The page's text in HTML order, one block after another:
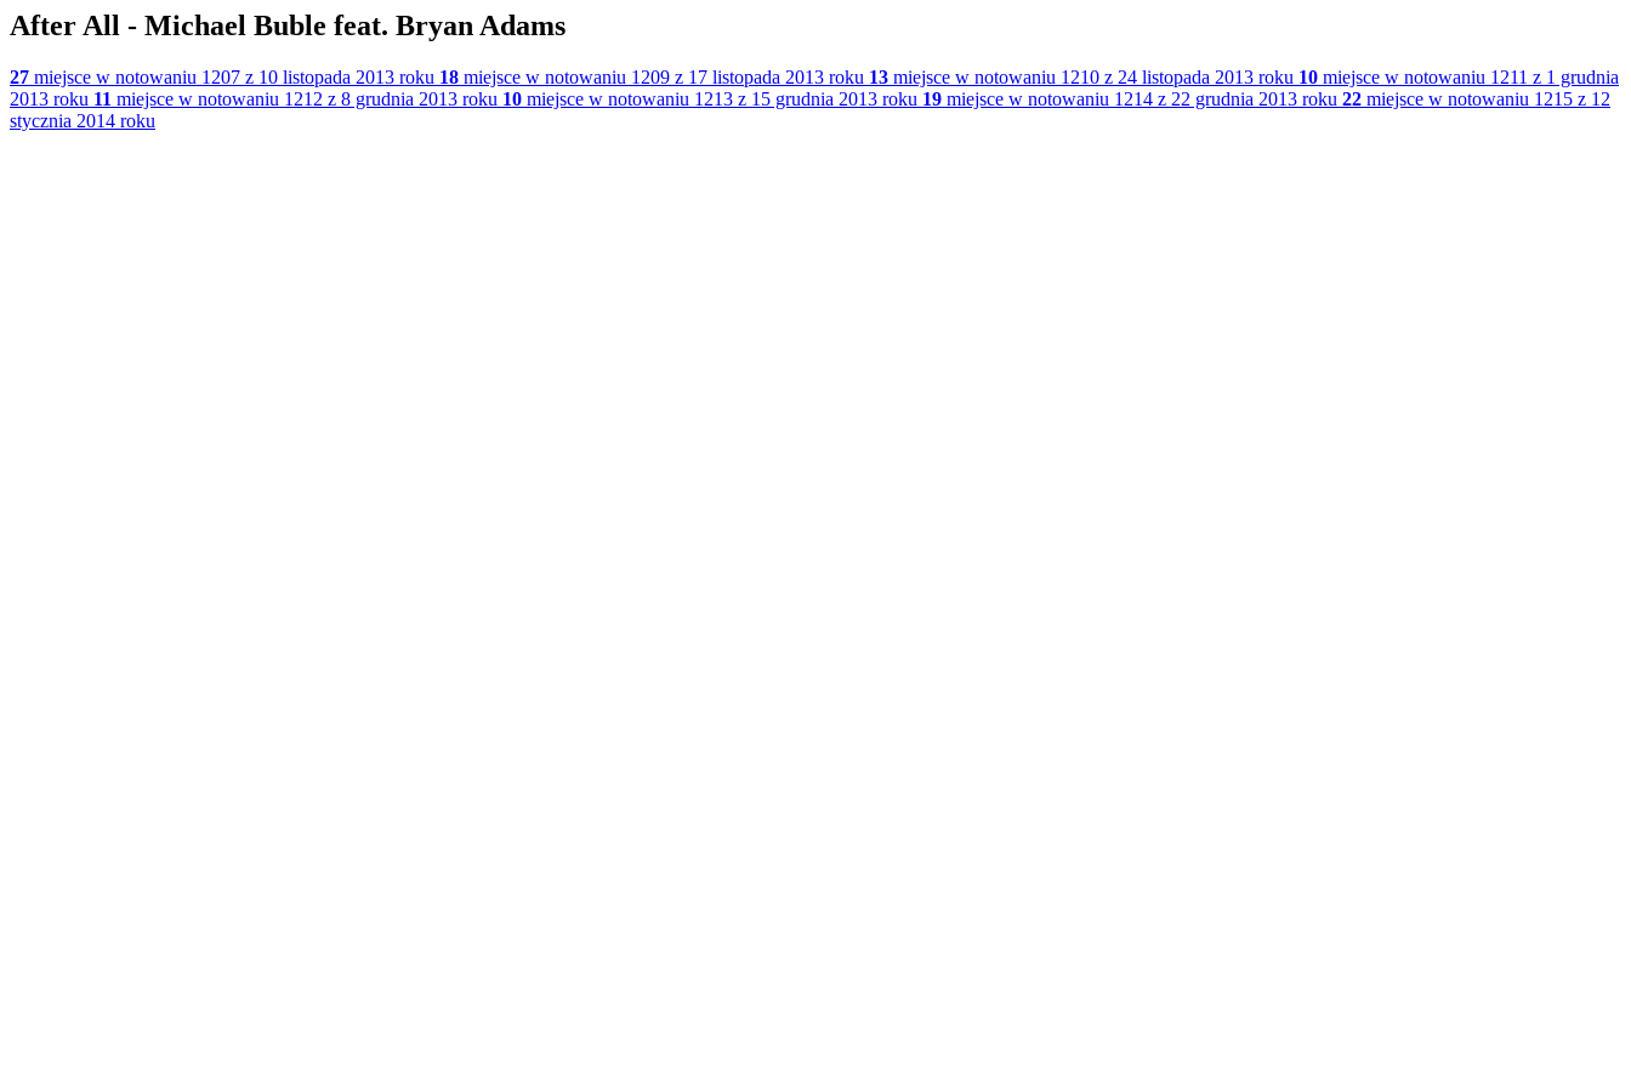
After All - Michael Buble feat. Bryan Adams
27 miejsce w notowaniu 1207 z 10 listopada 2013 roku 18 miejsce w notowaniu 1209 z 17 listopada 2013 roku 13 miejsce w notowaniu 1210 z 24 listopada 2013 roku 10 miejsce w notowaniu 1211 z 1 grudnia
2013 roku 11 miejsce w notowaniu 1212 z 8 grudnia 2013 roku 10 miejsce w notowaniu 1213 z 15 grudnia 2013 roku 19 miejsce w notowaniu 1214 z 22 grudnia 2013 roku 22 miejsce w notowaniu 1215 z 12
stycznia 2014 roku